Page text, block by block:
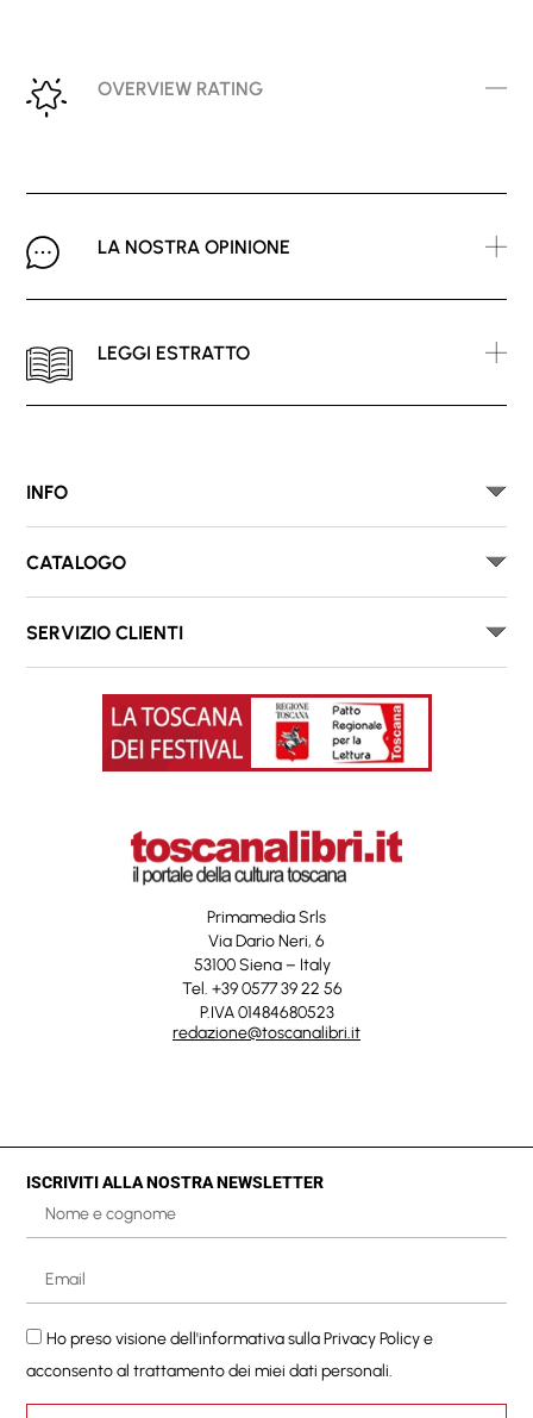
OVERVIEW RATING
LA NOSTRA OPINIONE
LEGGI ESTRATTO
INFO
CATALOGO
SERVIZIO CLIENTI
Primamedia Srls
Via Dario Neri, 6
53100 Siena – Italy
Tel. +39 0577 39 22 56
P.IVA 01484680523
redazione@toscanalibri.it
ISCRIVITI ALLA NOSTRA NEWSLETTER
Ho preso visione dell'informativa sullaPrivacy Policye
acconsento al trattamento dei miei dati personali.